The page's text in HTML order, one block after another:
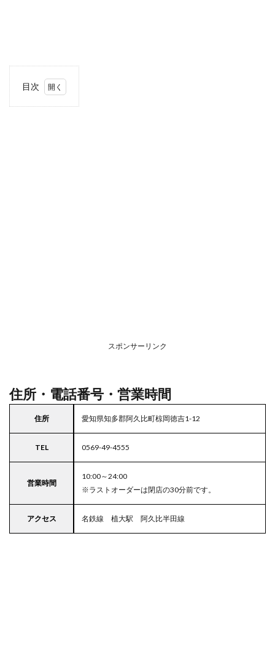
目次
コス
スポンサーリンク
住所・電話番号・営業時間
住所 愛知県知多郡阿久比町椋岡徳吉1-12
TEL 0569-49-4555
営業時間
10:00～24:00
※ラストオーダーは閉店の30分前です。
アクセス 名鉄線 植大駅 阿久比半田線